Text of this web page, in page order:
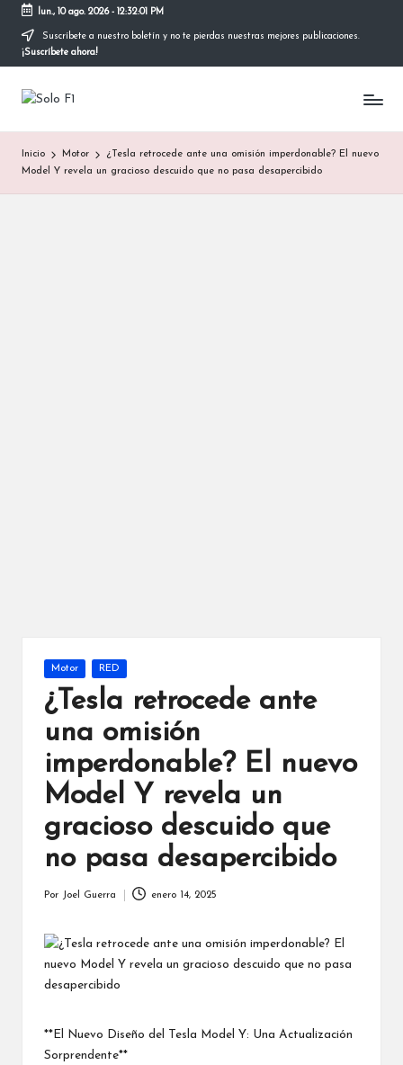
Saltar
lun., 10 ago. 2026- 12:32:02 PM
Suscríbete a nuestro boletín y no te pierdas nuestras mejores publicaciones.
¡Suscríbete ahora!
S
o
l
o
Para
la
F1
Inicio Motor
¿Tesla retrocede ante una omisión imperdonable? El nuevo
Model Y revela un gracioso descuido que no pasa desapercibido
Publicada
Motor RED
¿Tesla retrocede ante
una omisión
imperdonable? El nuevo
Model Y revela un
gracioso descuido que
no pasa desapercibido
Por Joel Guerra enero 14, 2025
**El Nuevo Diseño del Tesla Model Y: Una Actualización
Sorprendente**